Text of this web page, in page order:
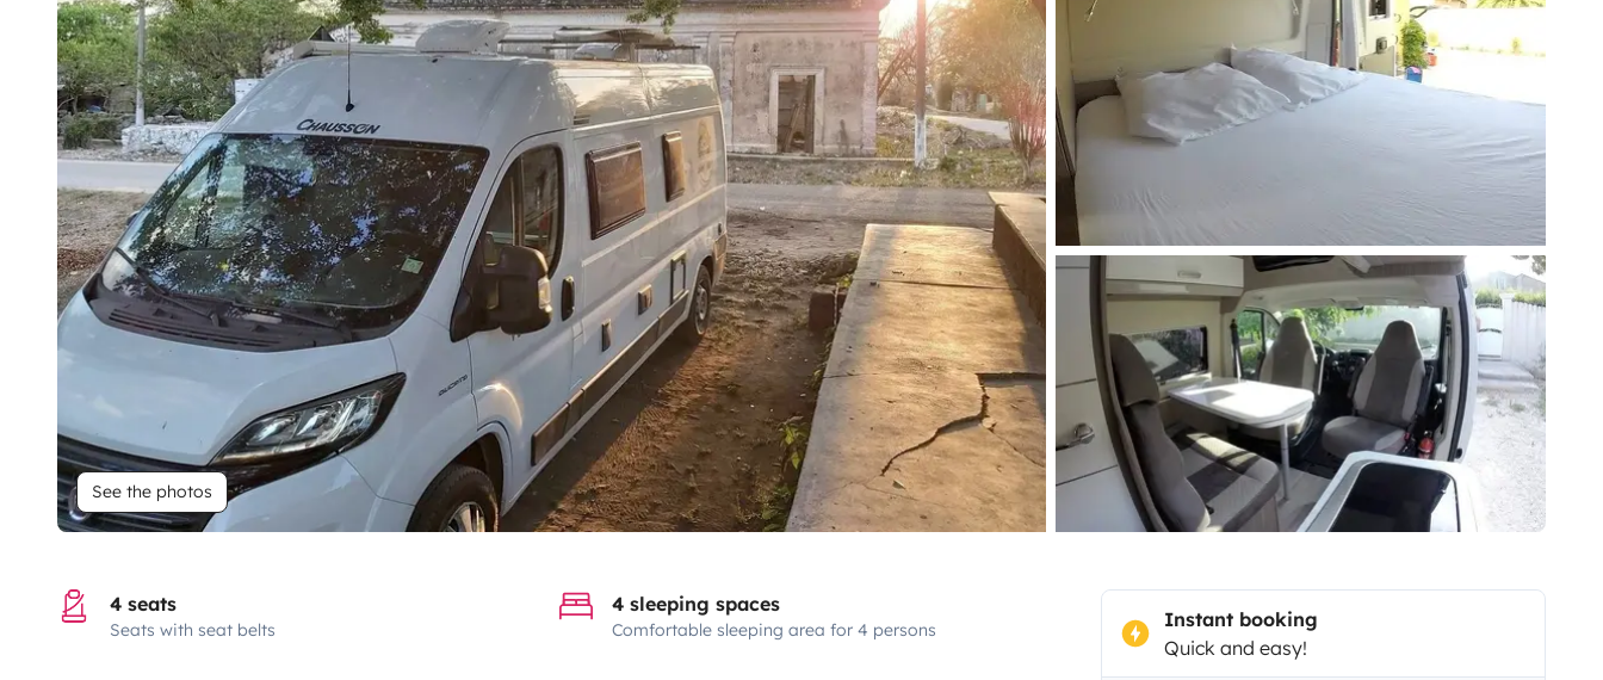
See the photos
4 seats
Seats with seat belts
4 sleeping spaces
Comfortable sleeping area for 4 persons
Instant booking
Quick and easy!